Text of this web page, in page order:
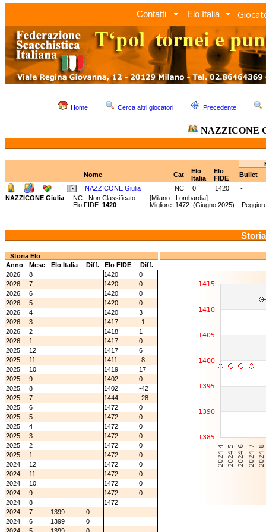
Contatti Elo Italia
Home Cerca altri giocatori Precedente
NAZZICONE
Nome
Cat
Elo
Italia
Elo
FIDE
Bullet
NAZZICONE Giulia
NC 0 1420
-
NAZZICONE Giulia
NC - Non Classificato [Milano - Lombardia]
Elo FIDE: 1420 Migliore: 1472 (Giugno 2025)
Storia Elo
Anno
Mese Elo Italia Diff. Elo FIDE
Diff.
2026
8 1420
0
2026
7 1420
0
2026
6 1420
0
2026
5 1420
0
2026
4 1420
3
2026
3 1417
-1
2026
2 1418
1
2026
1 1417
0
2025
12 1417
6
2025
11 1411
-8
2025
10 1419
17
2025
9 1402
0
2025
8 1402
-42
2025
7 1444
-28
2025
6 1472
0
2025
5 1472
0
2025
4 1472
0
2025
3 1472
0
2025
2 1472
0
2025
1 1472
0
2024
12 1472
0
2024
11 1472
0
2024
10 1472
0
2024
9 1472
0
2024
8
1472
2024
7 1399
0
2024
6 1399
0